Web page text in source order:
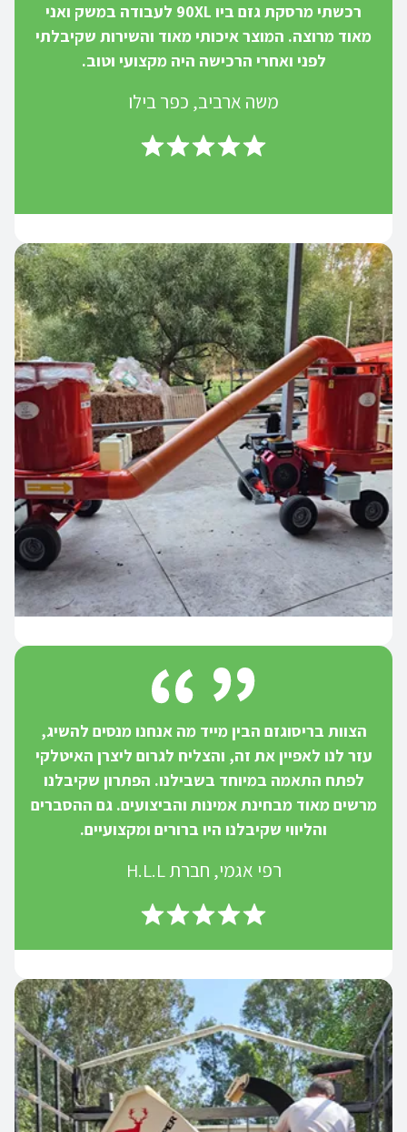
רכשתי מרסקת גזם ביו 90XL לעבודה במשק ואני
מאוד מרוצה. המוצר איכותי מאוד והשירות שקיבלתי
לפני ואחרי הרכישה היה מקצועי וטוב.
משה ארביב, כפר בילו
הצוות בריסוגזם הבין מייד מה אנחנו מנסים להשיג,
עזר לנו לאפיין את זה, והצליח לגרום ליצרן האיטלקי
לפתח התאמה במיוחד בשבילנו. הפתרון שקיבלנו
מרשים מאוד מבחינת אמינות והביצועים. גם ההסברים
והליווי שקיבלנו היו ברורים ומקצועיים.
רפי אגמי, חברת H.L.L